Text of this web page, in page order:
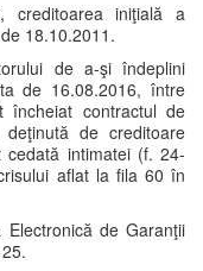
creditoarea iniţială a
18.10.2011.
de a-şi îndeplini
de 16.08.2016, între
încheiat contractul de
de creditoare
intimatei (f. 24-
aflat la fila 60 în
de Garanţii